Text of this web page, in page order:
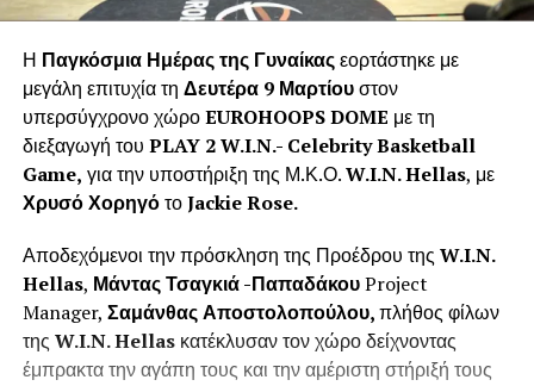
Η Παγκόσμια Ημέρας της Γυναίκαςεορτάστηκε με
μεγάλη επιτυχία τη Δευτέρα 9 Μαρτίουστον
υπερσύγχρονο χώροEUROHOOPSDOME με τη
διεξαγωγή του PLAY2W.I.N.- CelebrityBasketball
Game, για την υποστήριξη της Μ.Κ.Ο.W.I.N.Hellas, με
Χρυσό ΧορηγότοJackieRose.
Αποδεχόμενοι την πρόσκληση της Προέδρου της W.I.N.
Hellas, Μάντας Τσαγκιά -ΠαπαδάκουProject
Manager, Σαμάνθας Αποστολοπούλου,πλήθος φίλων
της W.I.N.Hellasκατέκλυσαν τον χώρο δείχνοντας
έμπρακτα την αγάπη τους και την αμέριστη στήριξή τους